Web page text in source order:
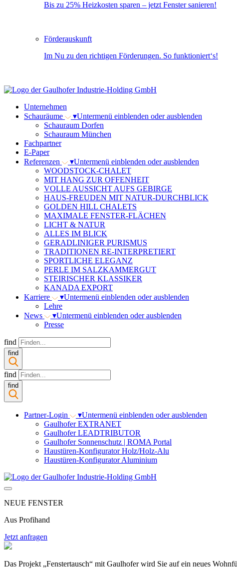
Bis zu 25% Heizkosten sparen – jetzt Fenster sanieren!
Förderauskunft
Im Nu zu den richtigen Förderungen. So funktioniert‘s!
Unternehmen
Schauräume
▾Untermenü einblenden oder ausblenden
Schauraum Dorfen
Schauraum München
Fachpartner
E-Paper
Referenzen
▾Untermenü einblenden oder ausblenden
WOODSTOCK-CHALET
MIT HANG ZUR OFFENHEIT
VOLLE AUSSICHT AUFS GEBIRGE
HAUS-FREUDEN MIT NATUR-DURCHBLICK
GOLDEN HILL CHALETS
MAXIMALE FENSTER-FLÄCHEN
LICHT & NATUR
ALLES IM BLICK
GERADLINIGER PURISMUS
TRADITIONEN RE-INTERPRETIERT
SPORTLICHE ELEGANZ
PERLE IM SALZKAMMERGUT
STEIRISCHER KLASSIKER
KANADA EXPORT
Karriere
▾Untermenü einblenden oder ausblenden
Lehre
News
▾Untermenü einblenden oder ausblenden
Presse
find
find
find
find
Partner-Login ▾Untermenü einblenden oder ausblenden
Gaulhofer EXTRANET
Gaulhofer LEADTRIBUTOR
Gaulhofer Sonnenschutz | ROMA Portal
Haustüren-Konfigurator Holz/Holz-Alu
Haustüren-Konfigurator Aluminium
NEUE FENSTER
Aus Profihand
Jetzt anfragen
Das Projekt „Fenstertausch“ mit Gaulhofer wird Sie auf ein neues